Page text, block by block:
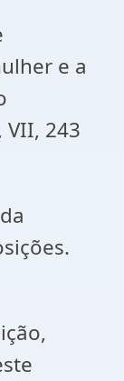
e a
243